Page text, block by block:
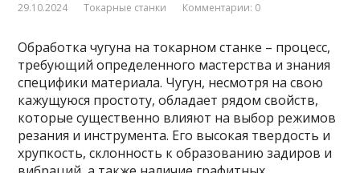
29.10.2024 Токарные станки Комментарии: 0
Обработка чугуна на токарном станке – процесс,
требующий определенного мастерства и знания
специфики материала. Чугун, несмотря на свою
кажущуюся простоту, обладает рядом свойств,
которые существенно влияют на выбор режимов
резания и инструмента. Его высокая твердость и
хрупкость, склонность к образованию задиров и